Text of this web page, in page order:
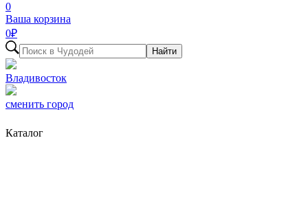
0
Ваша корзина
0₽
Найти
Владивосток
сменить город
Каталог